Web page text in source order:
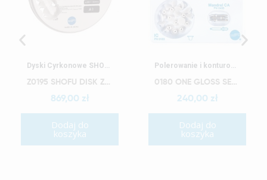
Szybki podgląd
Dyski Cyrkonowe SHOFU
Z0195 SHOFU DISK ZR LUCENT SUPRA 18MM A1
869,00 zł
Dodaj do
koszyka
Szybki podgląd
Polerowanie i konturowanie
0180 ONE GLOSS SET WYRÓB MEDYCZNY
240,00 zł
Dodaj do
koszyka